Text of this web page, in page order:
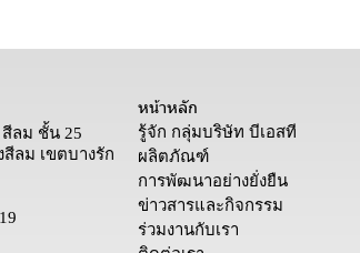
ลม ชั้น 25
ลม เขตบางรัก
หน้าหลัก
รู้จัก กลุ่มบริษัท บีเอสที
ผลิตภัณฑ์
การพัฒนาอย่างยั่งยืน
ข่าวสารและกิจกรรม
ร่วมงานกับเรา